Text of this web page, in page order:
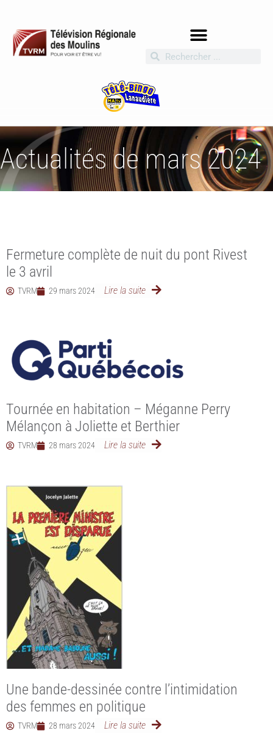
Actualités de mars 2024
Fermeture complète de nuit du pont Rivest
le 3 avril
TVRM 29 mars 2024 Lire la suite
Tournée en habitation – Méganne Perry
Mélançon à Joliette et Berthier
TVRM 28 mars 2024 Lire la suite
Une bande-dessinée contre l’intimidation
des femmes en politique
TVRM 28 mars 2024 Lire la suite